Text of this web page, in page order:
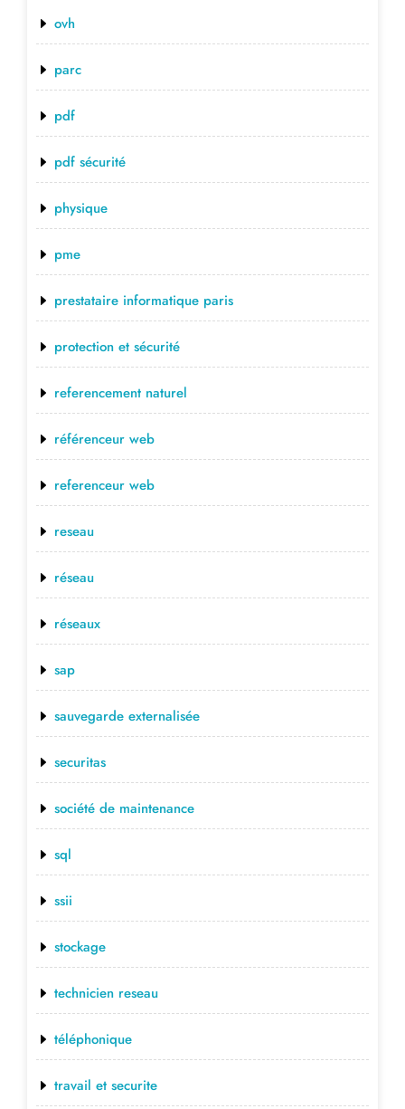
ovh
parc
pdf
pdf sécurité
physique
pme
prestataire informatique paris
protection et sécurité
referencement naturel
référenceur web
referenceur web
reseau
réseau
réseaux
sap
sauvegarde externalisée
securitas
société de maintenance
sql
ssii
stockage
technicien reseau
téléphonique
travail et securite